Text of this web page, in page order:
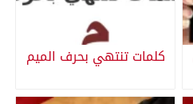
كلمات تنتهي بحرف الميم